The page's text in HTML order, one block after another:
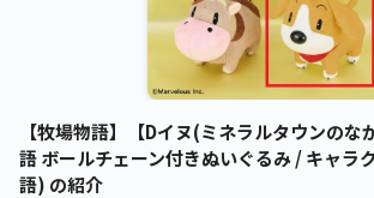
【牧場物語】【Dイヌ(ミネラルタウンのな
語 ボールチェーン付きぬいぐるみ / キャラ
語) の紹介